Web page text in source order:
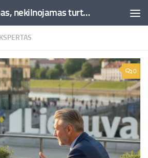
Akcijos, Investavimas, nekilnojamas turtas, kriptovaliutos - Besociai.lt
0